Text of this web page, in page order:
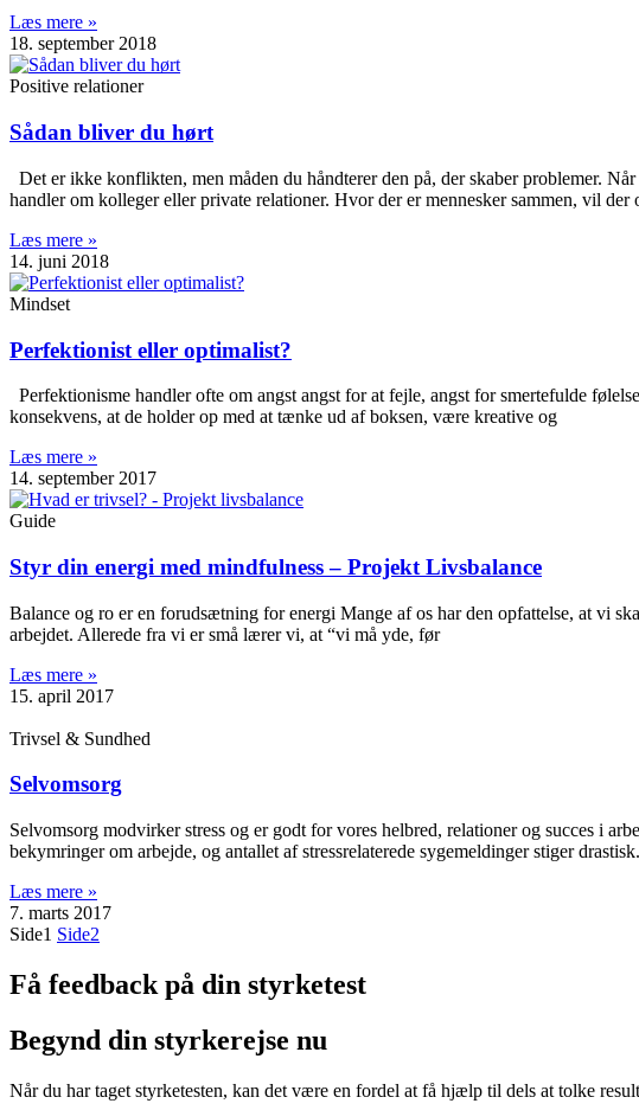
Læs mere »
18. september 2018
Positive relationer
Sådan bliver du hørt
Det er ikke konflikten, men måden du håndterer den på, der skaber problemer.
handler om kolleger eller private relationer. Hvor der er mennesker sammen, vil der
Læs mere »
14. juni 2018
Mindset
Perfektionist eller optimalist?
Perfektionisme handler ofte om angst angst for at fejle, angst for smertefulde
konsekvens, at de holder op med at tænke ud af boksen, være kreative og
Læs mere »
14. september 2017
Guide
Styr din energi med mindfulness – Projekt Livsbalance
Balance og ro er en forudsætning for energi Mange af os har den opfattelse, at vi
arbejdet. Allerede fra vi er små lærer vi, at “vi må yde, før
Læs mere »
15. april 2017
Trivsel & Sundhed
Selvomsorg
Selvomsorg modvirker stress og er godt for vores helbred, relationer og succes i
bekymringer om arbejde, og antallet af stressrelaterede sygemeldinger stiger
Læs mere »
7. marts 2017
Side1 Side2
Få feedback på din styrketest
Begynd din styrkerejse nu
Når du har taget styrketesten, kan det være en fordel at få hjælp til dels at tolke